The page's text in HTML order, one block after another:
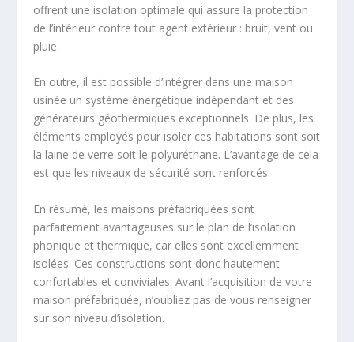
offrent une isolation optimale qui assure la protection
de l’intérieur contre tout agent extérieur : bruit, vent ou
pluie.
En outre, il est possible d’intégrer dans une maison
usinée un système énergétique indépendant et des
générateurs géothermiques exceptionnels. De plus, les
éléments employés pour isoler ces habitations sont soit
la laine de verre soit le polyuréthane. L’avantage de cela
est que les niveaux de sécurité sont renforcés.
En résumé, les maisons préfabriquées sont
parfaitement avantageuses sur le plan de l’isolation
phonique et thermique, car elles sont excellemment
isolées. Ces constructions sont donc hautement
confortables et conviviales. Avant l’acquisition de votre
maison préfabriquée, n’oubliez pas de vous renseigner
sur son niveau d’isolation.